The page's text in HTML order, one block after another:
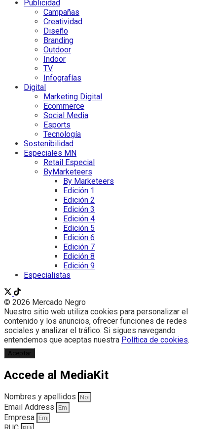
Publicidad
Campañas
Creatividad
Diseño
Branding
Outdoor
Indoor
TV
Infografías
Digital
Marketing Digital
Ecommerce
Social Media
Esports
Tecnología
Sostenibilidad
Especiales MN
Retail Especial
ByMarketeers
By Marketeers
Edición 1
Edición 2
Edición 3
Edición 4
Edición 5
Edición 6
Edición 7
Edición 8
Edición 9
Especialistas
© 2026 Mercado Negro
Nuestro sitio web utiliza cookies para personalizar el
contenido y los anuncios, ofrecer funciones de redes
sociales y analizar el tráfico. Si sigues navegando
entendemos que aceptas nuestra Política de cookies.
Aceptar
Accede al MediaKit
Nombres y apellidos
Email Address
Empresa